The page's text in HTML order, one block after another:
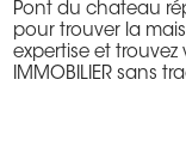
Pont du chateau
pour trouver la
expertise et trouvez
IMMOBILIER sans